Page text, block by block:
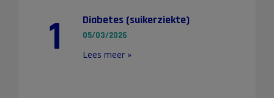
1 Diabetes (suikerziekte)
05/03/2026
Lees meer »